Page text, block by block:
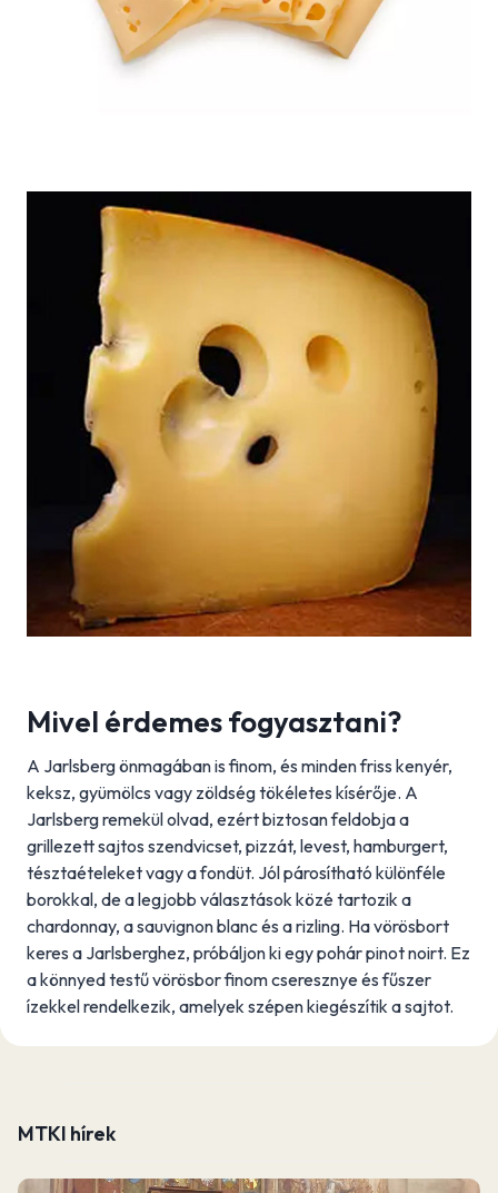
Mivel érdemes fogyasztani?
A Jarlsberg önmagában is finom, és minden friss kenyér,
keksz, gyümölcs vagy zöldség tökéletes kísérője. A
Jarlsberg remekül olvad, ezért biztosan feldobja a
grillezett sajtos szendvicset, pizzát, levest, hamburgert,
tésztaételeket vagy a fondüt. Jól párosítható különféle
borokkal, de a legjobb választások közé tartozik a
chardonnay, a sauvignon blanc és a rizling. Ha vörösbort
keres a Jarlsberghez, próbáljon ki egy pohár pinot noirt. Ez
a könnyed testű vörösbor finom cseresznye és fűszer
ízekkel rendelkezik, amelyek szépen kiegészítik a sajtot.
MTKI hírek